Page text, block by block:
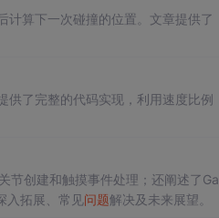
计算下一次碰撞的位置。文章提供了
供了完整的代码实现，利用速度比例
节创建和触摸事件处理；还阐述了Ga
入拓展、常见问题解决及未来展望。